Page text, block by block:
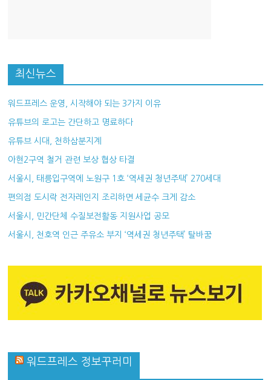
최신뉴스
워드프레스 운영, 시작해야 되는 3가지 이유
유튜브의 로고는 간단하고 명료하다
유튜브 시대, 천하삼분지계
아현2구역 철거 관련 보상 협상 타결
서울시, 태릉입구역에 노원구 1호 ‘역세권 청년주택’ 270세대
편의점 도시락 전자레인지 조리하면 세균수 크게 감소
서울시, 민간단체 수질보전활동 지원사업 공모
서울시, 천호역 인근 주유소 부지 ‘역세권 청년주택’ 탈바꿈
워드프레스 정보꾸러미